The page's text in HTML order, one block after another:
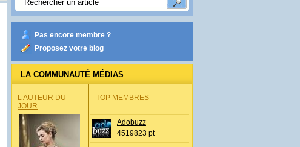
Pas encore membre ?
Proposez votre blog
LA COMMUNAUTÉ MÉDIAS
L’AUTEUR DU
JOUR
TOP MEMBRES
Adobuzz
4519823 pt